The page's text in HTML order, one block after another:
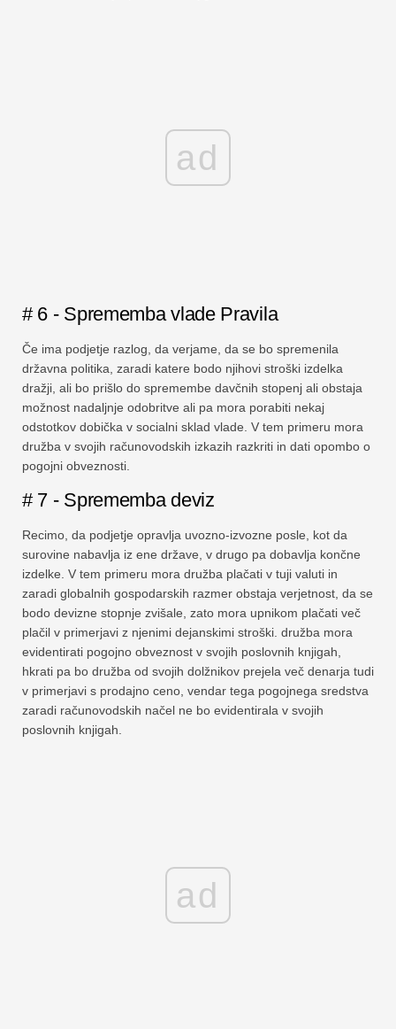
ad
# 6 - Sprememba vlade Pravila
Če ima podjetje razlog, da verjame, da se bo spremenila
državna politika, zaradi katere bodo njihovi stroški izdelka
dražji, ali bo prišlo do spremembe davčnih stopenj ali obstaja
možnost nadaljnje odobritve ali pa mora porabiti nekaj
odstotkov dobička v socialni sklad vlade. V tem primeru mora
družba v svojih računovodskih izkazih razkriti in dati opombo o
pogojni obveznosti.
# 7 - Sprememba deviz
Recimo, da podjetje opravlja uvozno-izvozne posle, kot da
surovine nabavlja iz ene države, v drugo pa dobavlja končne
izdelke. V tem primeru mora družba plačati v tuji valuti in
zaradi globalnih gospodarskih razmer obstaja verjetnost, da se
bodo devizne stopnje zvišale, zato mora upnikom plačati več
plačil v primerjavi z njenimi dejanskimi stroški. družba mora
evidentirati pogojno obveznost v svojih poslovnih knjigah,
hkrati pa bo družba od svojih dolžnikov prejela več denarja tudi
v primerjavi s prodajno ceno, vendar tega pogojnega sredstva
zaradi računovodskih načel ne bo evidentirala v svojih
poslovnih knjigah.
ad